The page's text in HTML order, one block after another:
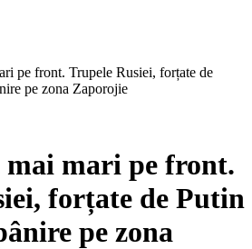
pe front. Trupele Rusiei, forțate de
pe zona Zaporojie
mai mari pe front.
forțate de Putin
pe zona